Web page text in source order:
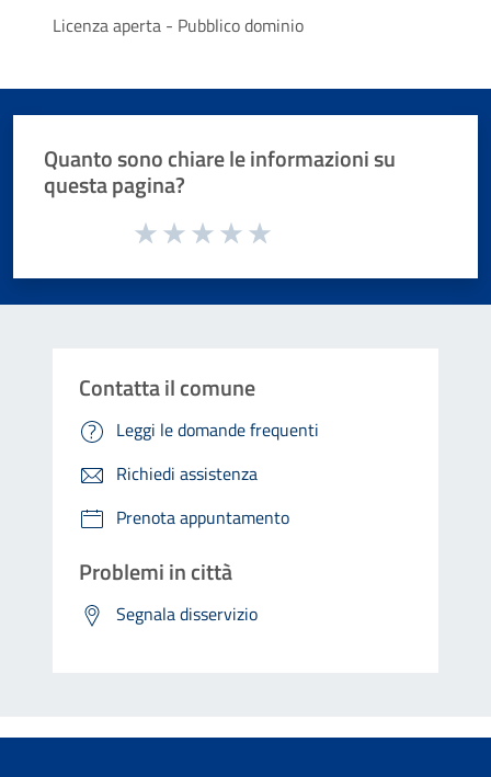
Licenza aperta - Pubblico dominio
Quanto sono chiare le informazioni su
questa pagina?
Valuta da 1 a 5 stelle la pagina
Contatta il comune
Leggi le domande frequenti
Richiedi assistenza
Prenota appuntamento
Problemi in città
Segnala disservizio